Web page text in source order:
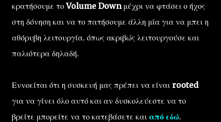
κρατήσουμε τοVolume Downμέχρι να φτάσει ο ήχος
στη δόνηση και να το πατήσουμε άλλη μία για να μπει η
αθόρυβη λειτουργία. όπως ακριβώς λειτουργούσε και
παλιότερα δηλαδή.
Εννοείται ότι η συσκευή μας πρέπει να είναι rooted
για να γίνει όλο αυτό και αν δυσκολεύεστε να το
βρείτε μπορείτε να το κατεβάσετε και από εδώ.